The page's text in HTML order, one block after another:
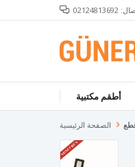
أطقم مكتبية
الصفحة الرئيسية